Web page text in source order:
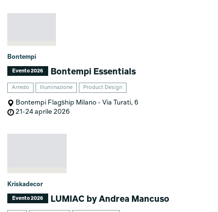
Bontempi
Evento 2026 Bontempi Essentials
Arredo Illuminazione Product Design
Bontempi Flagship Milano - Via Turati, 6
21-24 aprile 2026
Kriskadecor
Evento 2026 LUMIAC by Andrea Mancuso